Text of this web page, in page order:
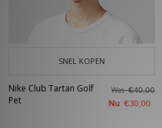
SNEL KOPEN
Nike Club Tartan Golf
Pet
Was€40,00
Nu €30,00